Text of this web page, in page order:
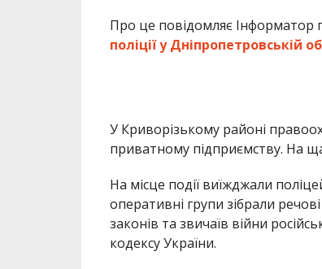
Про це повідомляє Інформатор
поліції у Дніпропетровській
У Криворізькому районі
приватному підприємству. На
На місце події виїжджали
оперативні групи зібрали
законів та звичаїв війни
кодексу України.